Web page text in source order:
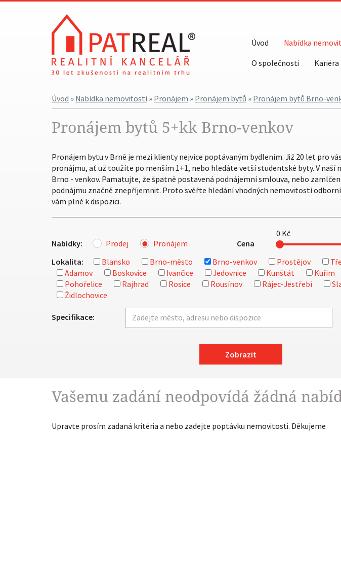
Úvod Nabídka
O společnosti
Kariéra
Úvod » Nabídka nemovitostí » Pronájem » Pronájem bytů » Pronájem bytů Brno-
Pronájem bytů 5+kk Brno-venkov
Pronájem bytu v Brně je mezi klienty nejvíce poptávaným bydlením. Již 20 let pro
pronájmu, ať už toužíte po menším 1+1, nebo hledáte vetší studentské byty. V naší
Brno - venkov. Pamatujte, že špatně postavená podnájemní smlouva, nebo
podnájmu značně znepříjemnit. Proto svěřte hledání vhodných nemovitostí
vám plně k dispozici.
Nabídky: Prodej Pronájem Cena
0 Kč
Lokalita: Blansko Brno-město Brno-venkov Prostějov
Adamov
Boskovice Ivančice Jedovnice Kunštát Kuřim
Pohořelice
Rajhrad Rosice Rousínov Rájec-Jestřebí
Židlochovice
Specifikace:
Zobrazit
Vašemu zadání neodpovídá žádná
Upravte prosím zadaná kritéria a nebo zadejte poptávku nemovitosti. Děkujeme